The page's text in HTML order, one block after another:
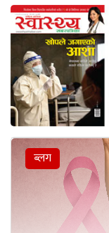
ब्लग